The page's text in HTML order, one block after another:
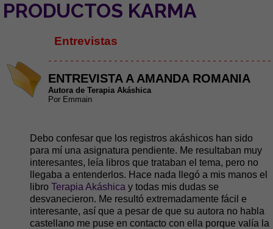
PRODUCTOS KARMA
Entrevistas
- - - - - - - - - - - - - - - - - - - - - - - - - - - - - - - - - - - - - - - -
ENTREVISTA A AMANDA ROMANIA
Autora de Terapia Akáshica
Por Emmain
Debo confesar que los registros akáshicos han sido
para mí una asignatura pendiente. Me resultaban muy
interesantes, leía libros que trataban el tema, pero no
llegaba a entenderlos. Hace nada llegó a mis manos el
libro Terapia Akáshica y todas mis dudas se
desvanecieron. Me resultó extremadamente fácil e
interesante, así que a pesar de que su autora no habla
castellano me puse en contacto con ella porque valía la